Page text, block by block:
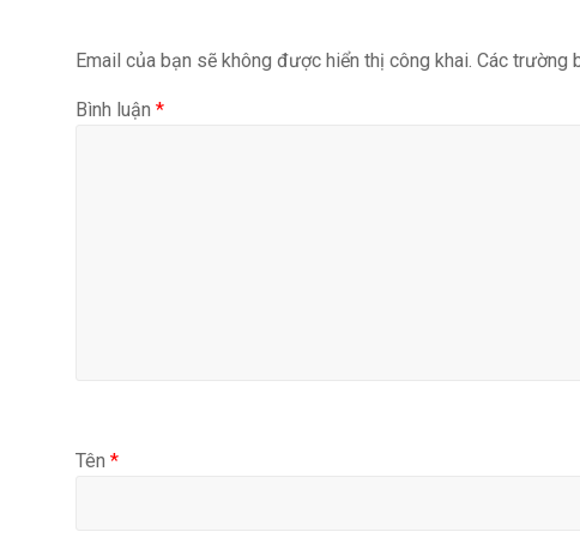
Email của bạn sẽ không được hiển thị công khai. Các trường
Bình luận *
Tên *